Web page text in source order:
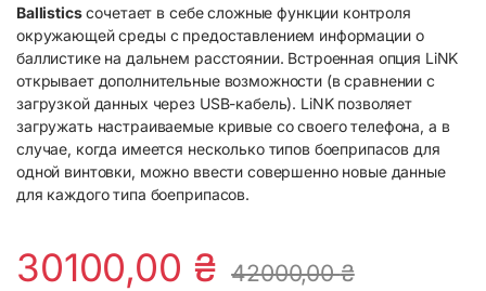
Ballisticsсочетает в себе сложные функции контроля
окружающей среды с предоставлением информации о
баллистике на дальнем расстоянии. Встроенная опция LiNK
открывает дополнительные возможности (в сравнении с
загрузкой данных через USB-кабель). LiNK позволяет
загружать настраиваемые кривые со своего телефона, а в
случае, когда имеется несколько типов боеприпасов для
одной винтовки, можно ввести совершенно новые данные
для каждого типа боеприпасов.
30100,00 ₴ 42000,00₴